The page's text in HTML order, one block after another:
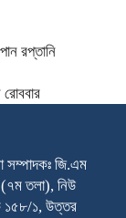
রপ্তানি
রোববার
সম্পাদকঃ জি.এম
(৭ম তলা), নিউ
১৫৮/১, উত্তর